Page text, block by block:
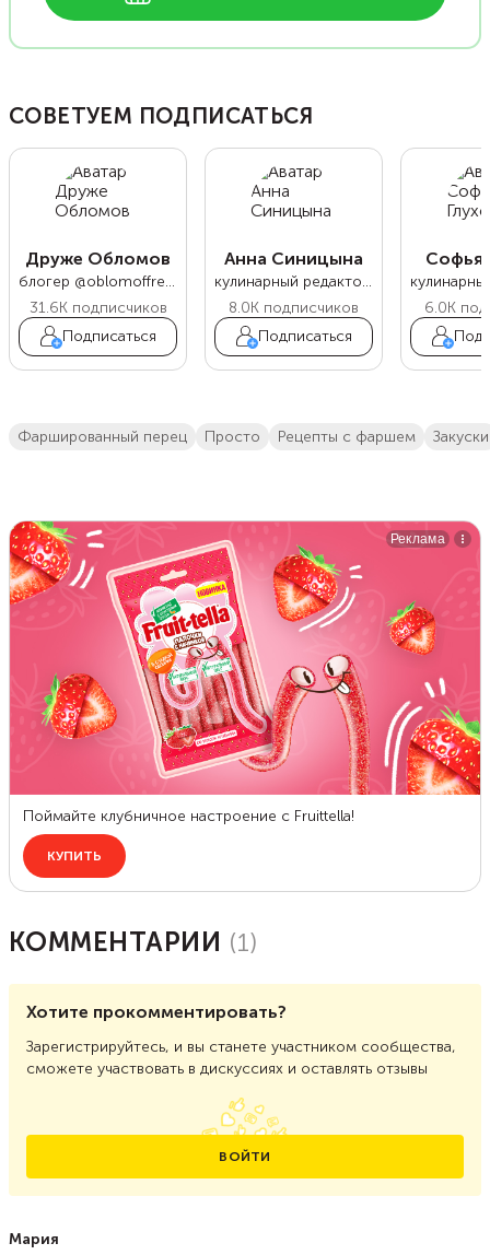
СОВЕТУЕМ ПОДПИСАТЬСЯ
Друже Обломов
блогер @oblomoffrecipe
31.6Kподписчиков
Подписаться
Анна Синицына
кулинарный редактор Food.ru
8.0K подписчиков
Подписаться
Софья
6.0K
фаршированный перец просто рецепты с фаршем закуски
КОММЕНТАРИИ (1)
Хотите прокомментировать?
Зарегистрируйтесь, и вы станете участником сообщества,
сможете участвовать в дискуссиях и оставлять отзывы
ВОЙТИ
Мария